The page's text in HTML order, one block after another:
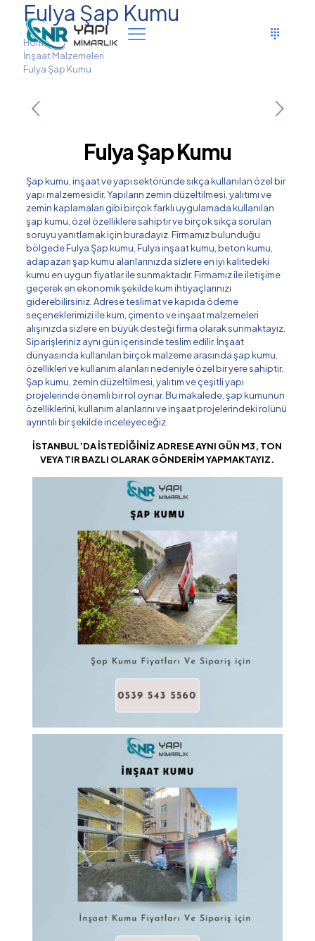
Fulya Şap Kumu
Home
İnşaat Malzemeleri
Fulya Şap Kumu
Fulya Şap Kumu
Şap kumu, inşaat ve yapı sektöründe sıkça kullanılan özel bir
yapı malzemesidir. Yapıların zemin düzeltilmesi, yalıtımı ve
zemin kaplamaları gibi birçok farklı uygulamada kullanılan
şap kumu, özel özelliklere sahiptir ve birçok sıkça sorulan
soruyu yanıtlamak için buradayız. Firmamız bulunduğu
bölgede Fulya Şap kumu, Fulya inşaat kumu, beton kumu,
adapazarı şap kumu alanlarınızda sizlere en iyi kalitedeki
kumu en uygun fiyatlar ile sunmaktadır. Firmamız ile iletişime
geçerek en ekonomik şekilde kum ihtiyaçlarınızı
giderebilirsiniz. Adrese teslimat ve kapıda ödeme
seçeneklerimizi ile kum, çimento ve inşaat malzemeleri
alışınızda sizlere en büyük desteği firma olarak sunmaktayız.
Siparişleriniz aynı gün içerisinde teslim edilir. İnşaat
dünyasında kullanılan birçok malzeme arasında şap kumu,
özellikleri ve kullanım alanları nedeniyle özel bir yere sahiptir.
Şap kumu, zemin düzeltilmesi, yalıtım ve çeşitli yapı
projelerinde önemli bir rol oynar. Bu makalede, şap kumunun
özelliklerini, kullanım alanlarını ve inşaat projelerindeki rolünü
ayrıntılı bir şekilde inceleyeceğiz.
İSTANBUL’DA İSTEDİĞİNİZ ADRESE AYNI GÜN M3, TON
VEYA TIR BAZLI OLARAK GÖNDERİM YAPMAKTAYIZ.